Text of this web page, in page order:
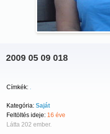
2009 05 09 018
Címkék: .
Kategória: Saját
Feltöltés ideje: 16 éve
Látta 202 ember.